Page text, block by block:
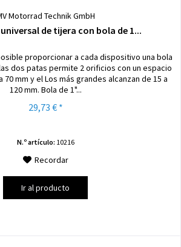
Motorrad Technik GmbH
de tijera con bola de 1...
proporcionar a cada dispositivo una bola
dos patas permite 2 orificios con un espacio
mm y el Los más grandes alcanzan de 15 a
120 mm. Bola de 1"...
29,73 € *
N.º artículo: 10216
Recordar
Ir al producto